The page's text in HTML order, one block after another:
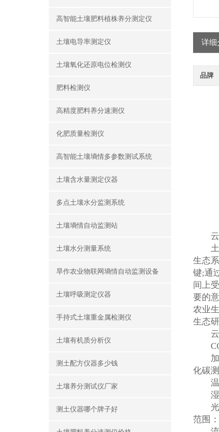
高智能土壤肥料植株养分测定仪
土壤电导率测定仪
土壤氧化还原电位检测仪
肥料检测仪
高精度肥料养分速测仪
化肥质量检测仪
高智能土壤墒情多参数测试系统
土壤含水量测定仪器
多点土壤水分监测系统
土壤墒情自动监测站
土壤水分测量系统
旱作农业物联网墒情自动监测设备
土壤呼吸测定仪器
手持式土壤重金属检测仪
土壤有机质分析仪
测土配方仪器多少钱
土壤养分测试仪厂家
测土仪器哪个牌子好
详细
品牌
云
土壤
生态
键;通
间上
要的
农业
生态
云
加入
化碳
温度
湿度
光合
范围